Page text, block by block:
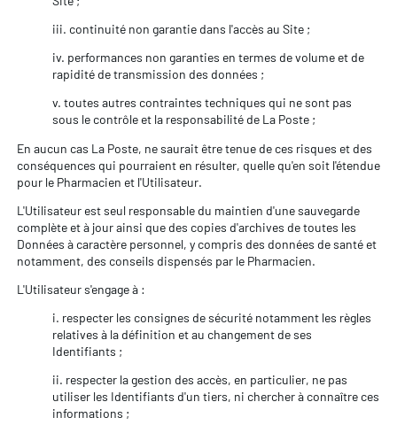
iii. continuité non garantie dans l'accès au Site ;
iv. performances non garanties en termes de volume et de
rapidité de transmission des données ;
v. toutes autres contraintes techniques qui ne sont pas
sous le contrôle et la responsabilité de La Poste ;
En aucun cas La Poste, ne saurait être tenue de ces risques et des
conséquences qui pourraient en résulter, quelle qu'en soit l'étendue
pour le Pharmacien et l'Utilisateur.
L'Utilisateur est seul responsable du maintien d'une sauvegarde
complète et à jour ainsi que des copies d'archives de toutes les
Données à caractère personnel, y compris des données de santé et
notamment, des conseils dispensés par le Pharmacien.
L'Utilisateur s'engage à :
i. respecter les consignes de sécurité notamment les règles
relatives à la définition et au changement de ses
Identifiants ;
ii. respecter la gestion des accès, en particulier, ne pas
utiliser les Identifiants d'un tiers, ni chercher à connaître ces
informations ;